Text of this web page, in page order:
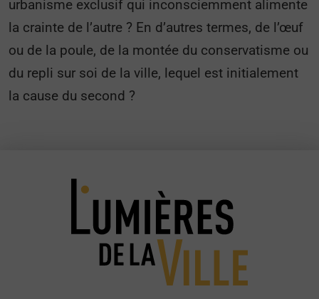
urbanisme exclusif qui inconsciemment alimente
la crainte de l’autre ? En d’autres termes, de l’œuf
ou de la poule, de la montée du conservatisme ou
du repli sur soi de la ville, lequel est initialement
la cause du second ?